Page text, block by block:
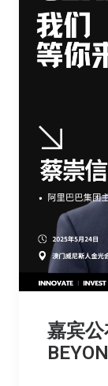
嘉宾